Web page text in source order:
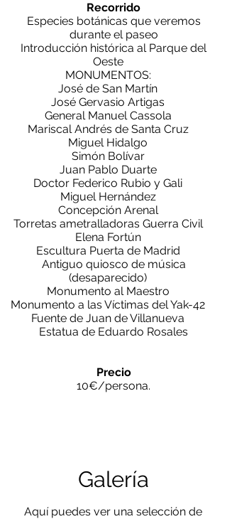
Recorrido
​Especies botánicas que veremos
durante el paseo
Introducción histórica al Parque del
Oeste
MONUMENTOS:
José de San Martín
José Gervasio Artigas
General Manuel Cassola
Mariscal Andrés de Santa Cruz
Miguel Hidalgo
Simón Bolívar
Juan Pablo Duarte
Doctor Federico Rubio y Gali
Miguel Hernández
Concepción Arenal
Torretas ametralladoras Guerra Civil
Elena Fortún
Escultura Puerta de Madrid
Antiguo quiosco de música
(desaparecido)
Monumento al Maestro
Monumento a las Víctimas del Yak-42
Fuente de Juan de Villanueva
Estatua de Eduardo Rosales
Precio
10€/persona.
Galería
Aquí puedes ver una selección de